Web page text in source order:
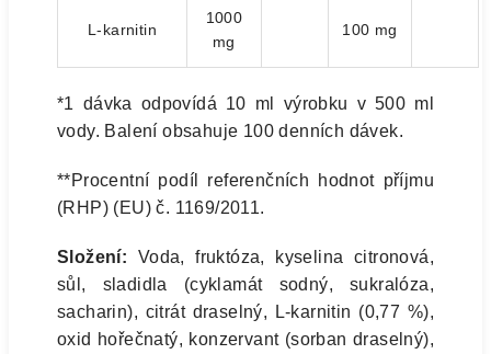
L-karnitin
1000
mg
100 mg
*1 dávka odpovídá 10 ml výrobku v 500 ml
vody. Balení obsahuje 100 denních dávek.
**Procentní podíl referenčních hodnot příjmu
(RHP) (EU) č. 1169/2011.
Složení: Voda, fruktóza, kyselina citronová,
sůl, sladidla (cyklamát sodný, sukralóza,
sacharin), citrát draselný, L-karnitin (0,77 %),
oxid hořečnatý, konzervant (sorban draselný),